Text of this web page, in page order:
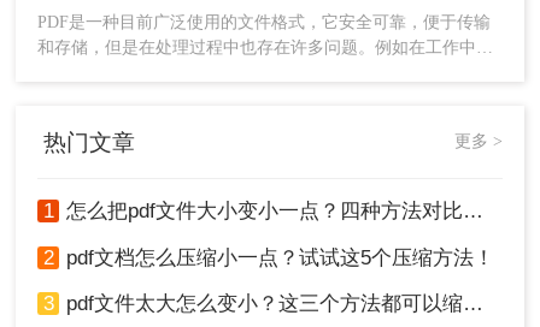
3、上传之后，点击开始压缩，等待压缩完成就可以
了。
合适的软件和方法很好地解决。下面一起看看pdf太大了如何免
费压缩​吧。
PDF是一种目前广泛使用的文件格式，它安全可靠，便于传输
和存储，但是在处理过程中也存在许多问题。例如在工作中，
热门文章 更多 >
1 怎么把pdf文件大小变小一点？四种方法对比，一看就懂！
2 pdf文档怎么压缩小一点？试试这5个压缩方法！
3 pdf文件太大怎么变小？这三个方法都可以缩小！